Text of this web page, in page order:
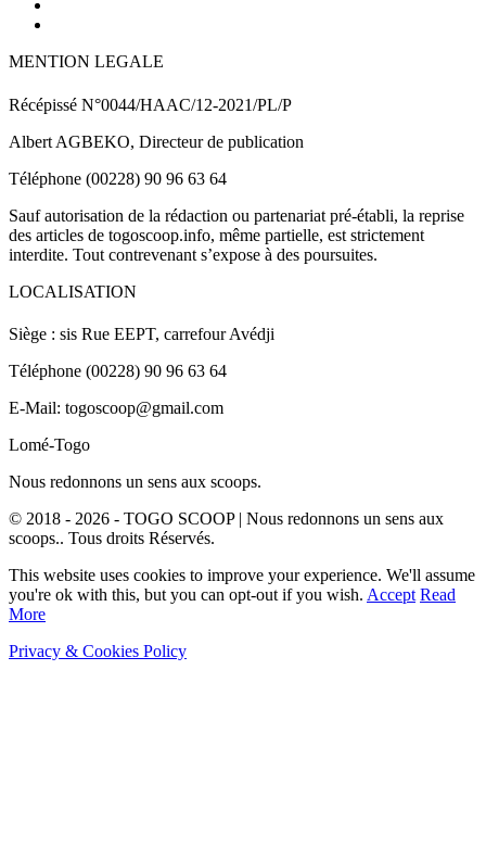
MENTION LEGALE
Récépissé N°0044/HAAC/12-2021/PL/P
Albert AGBEKO, Directeur de publication
Téléphone (00228) 90 96 63 64
Sauf autorisation de la rédaction ou partenariat pré-établi, la reprise
des articles de togoscoop.info, même partielle, est strictement
interdite. Tout contrevenant s’expose à des poursuites.
LOCALISATION
Siège : sis Rue EEPT, carrefour Avédji
Téléphone (00228) 90 96 63 64
E-Mail: togoscoop@gmail.com
Lomé-Togo
Nous redonnons un sens aux scoops.
© 2018 - 2026 - TOGO SCOOP | Nous redonnons un sens aux
scoops.. Tous droits Réservés.
This website uses cookies to improve your experience. We'll assume
you're ok with this, but you can opt-out if you wish. Accept Read
More
Privacy & Cookies Policy